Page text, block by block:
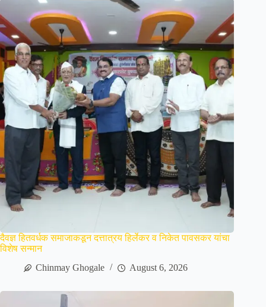
दैवज्ञ हितवर्धक समाजाकडून दत्तात्रय हिर्लेकर व निकेत पावसकर यांचा
विशेष सन्मान
Chinmay Ghogale
August 6, 2026